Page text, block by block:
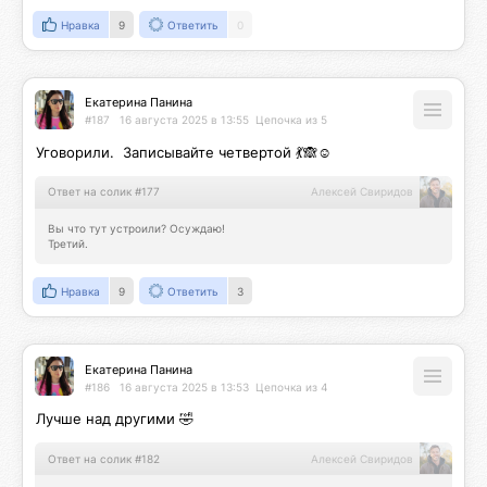
Нравка 9 Ответить 0
Екатерина Панина
#187 16 августа 2025 в 13:55 Цепочка из 5
Уговорили.  Записывайте четвертой 💃🙈☺️
Ответ на солик #177 Алексей Свиридов
Вы что тут устроили? Осуждаю!
Третий.
Нравка 9 Ответить 3
Екатерина Панина
#186 16 августа 2025 в 13:53 Цепочка из 4
Лучше над другими 🤣
Ответ на солик #182 Алексей Свиридов